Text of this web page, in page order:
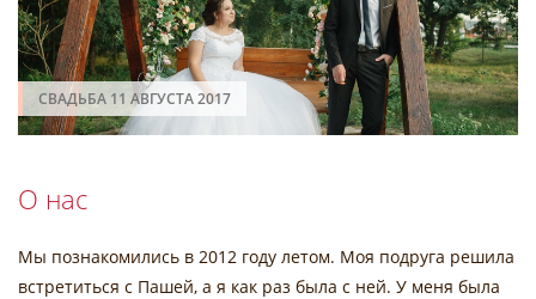
СВАДЬБА 11 АВГУСТА 2017
О нас
Мы познакомились в 2012 году летом. Моя подруга решила
встретиться с Пашей, а я как раз была с ней. У меня была